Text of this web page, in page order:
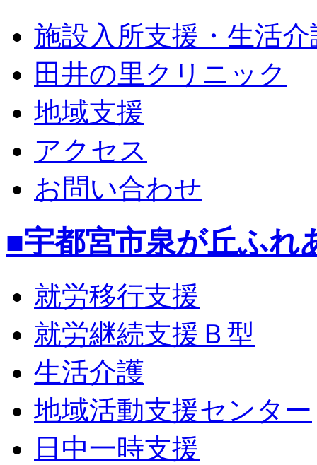
施設入所支援・生活
田井の里クリニック
地域支援
アクセス
お問い合わせ
■宇都宮市泉が丘ふれ
就労移行支援
就労継続支援Ｂ型
生活介護
地域活動支援センター
日中一時支援